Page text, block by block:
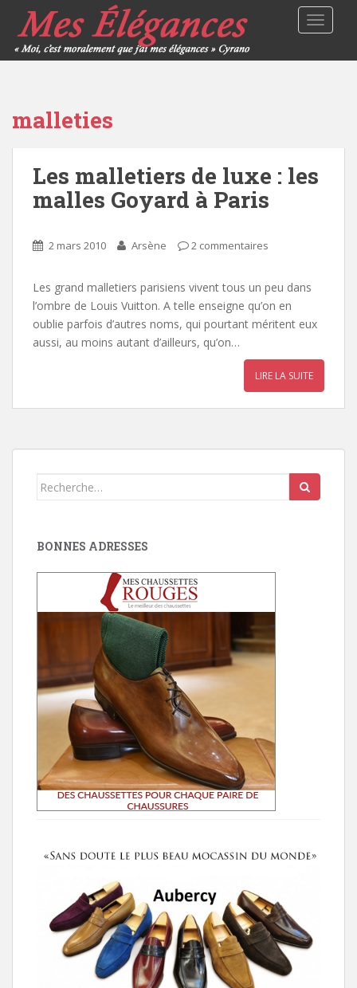
malleties
Les malletiers de luxe : les
malles Goyard à Paris
2 mars 2010 Arsène 2 commentaires
Les grand malletiers parisiens vivent tous un peu dans
l’ombre de Louis Vuitton. A telle enseigne qu’on en
oublie parfois d’autres noms, qui pourtant méritent eux
aussi, au moins autant d’ailleurs, qu’on…
LIRE LA SUITE
Search
BONNES ADRESSES